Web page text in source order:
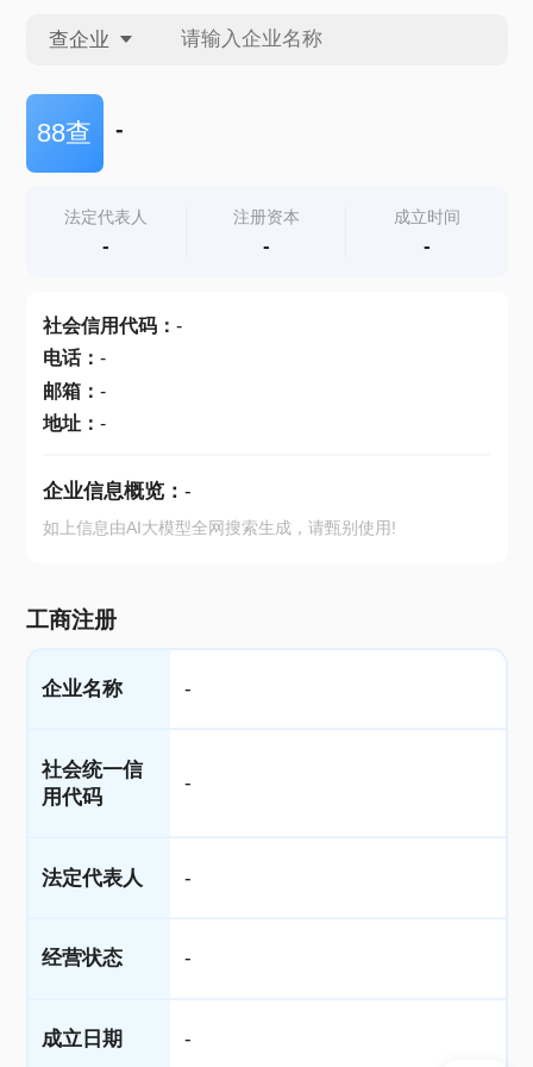
查企业
查企业
查产地
88查 -
法定代表人
-
注册资本
-
成立时间
-
社会信用代码： -
电话： -
邮箱： -
地址： -
企业信息概览： -
如上信息由AI大模型全网搜索生成，请甄别使用!
工商注册
企业名称 -
社会统一信
用代码
-
法定代表人 -
经营状态 -
成立日期 -